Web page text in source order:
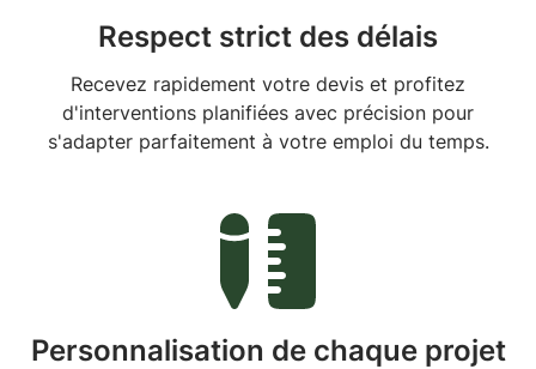
Respect strict des délais
Recevez rapidement votre devis et profitez
d'interventions planifiées avec précision pour
s'adapter parfaitement à votre emploi du temps.
Personnalisation de chaque projet